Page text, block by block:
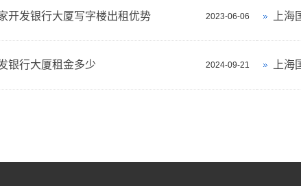
2023-06-06
开发银行大厦写字楼出租优势
2024-09-21
银行大厦租金多少